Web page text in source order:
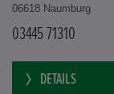
06618 Naumburg
03445 71310
DETAILS